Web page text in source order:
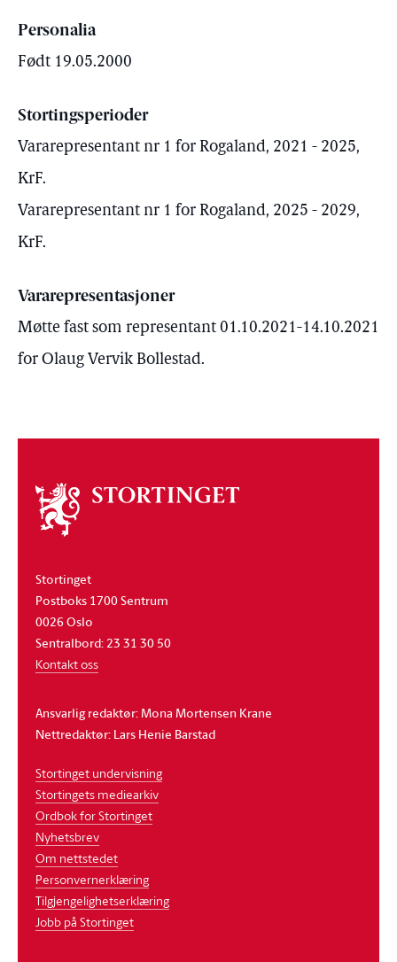
Personalia
Født 19.05.2000
Stortingsperioder
Vararepresentant nr 1 for Rogaland, 2021 - 2025,
KrF.
Vararepresentant nr 1 for Rogaland, 2025 - 2029,
KrF.
Vararepresentasjoner
Møtte fast som representant 01.10.2021-14.10.2021
for Olaug Vervik Bollestad.
Om
stortinget
Stortinget
Postboks 1700 Sentrum
0026 Oslo
Sentralbord: 23 31 30 50
Kontakt oss
Ansvarlig redaktør: Mona Mortensen Krane
Nettredaktør: Lars Henie Barstad
Stortinget undervisning
Stortingets mediearkiv
Ordbok for Stortinget
Nyhetsbrev
Om nettstedet
Personvernerklæring
Tilgjengelighetserklæring
Jobb på Stortinget